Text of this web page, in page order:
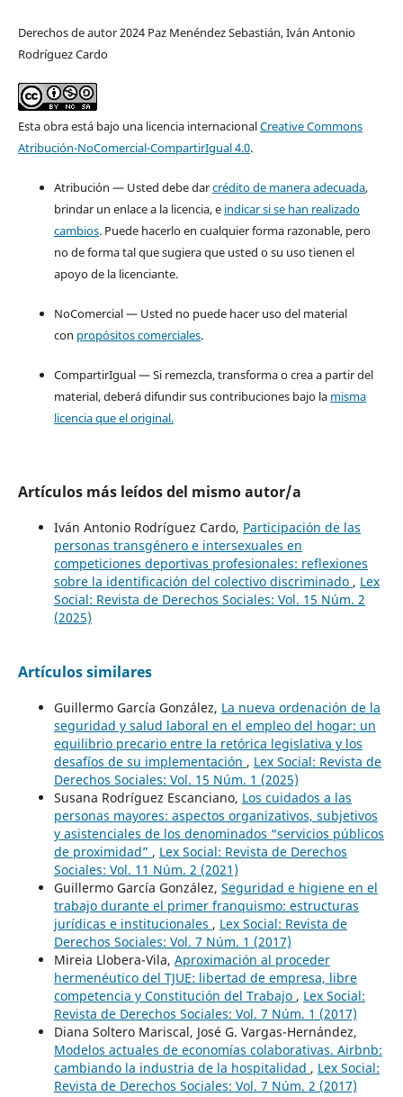
Derechos de autor 2024 Paz Menéndez Sebastián, Iván Antonio
Rodríguez Cardo
Esta obra está bajo una licencia internacionalCreative Commons
Atribución-NoComercial-CompartirIgual 4.0.
Atribución — Usted debe darcrédito de manera adecuada,
brindar un enlace a la licencia, e indicar si se han realizado
cambios. Puede hacerlo en cualquier forma razonable, pero
no de forma tal que sugiera que usted o su uso tienen el
apoyo de la licenciante.
NoComercial — Usted no puede hacer uso del material
con propósitos comerciales.
CompartirIgual — Si remezcla, transforma o crea a partir del
material, deberá difundir sus contribuciones bajo la misma
licencia que el original.
Artículos más leídos del mismo autor/a
Iván Antonio Rodríguez Cardo, Participación de las
personas transgénero e intersexuales en
competiciones deportivas profesionales: reflexiones
sobre la identificación del colectivo discriminado , Lex
Social: Revista de Derechos Sociales: Vol. 15 Núm. 2
(2025)
Artículos similares
Guillermo García González, La nueva ordenación de la
seguridad y salud laboral en el empleo del hogar: un
equilibrio precario entre la retórica legislativa y los
desafíos de su implementación , Lex Social: Revista de
Derechos Sociales: Vol. 15 Núm. 1 (2025)
Susana Rodríguez Escanciano, Los cuidados a las
personas mayores: aspectos organizativos, subjetivos
y asistenciales de los denominados “servicios públicos
de proximidad” , Lex Social: Revista de Derechos
Sociales: Vol. 11 Núm. 2 (2021)
Guillermo García González, Seguridad e higiene en el
trabajo durante el primer franquismo: estructuras
jurídicas e institucionales , Lex Social: Revista de
Derechos Sociales: Vol. 7 Núm. 1 (2017)
Mireia Llobera-Vila, Aproximación al proceder
hermenéutico del TJUE: libertad de empresa, libre
competencia y Constitución del Trabajo , Lex Social:
Revista de Derechos Sociales: Vol. 7 Núm. 1 (2017)
Diana Soltero Mariscal, José G. Vargas-Hernández,
Modelos actuales de economías colaborativas. Airbnb:
cambiando la industria de la hospitalidad , Lex Social:
Revista de Derechos Sociales: Vol. 7 Núm. 2 (2017)